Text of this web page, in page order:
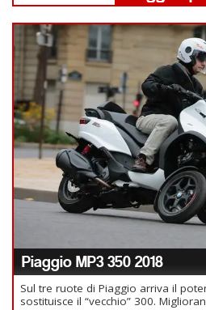
Piaggio MP3 350 2018
Sul tre ruote di Piaggio arriva il
sostituisce il “vecchio” 300.